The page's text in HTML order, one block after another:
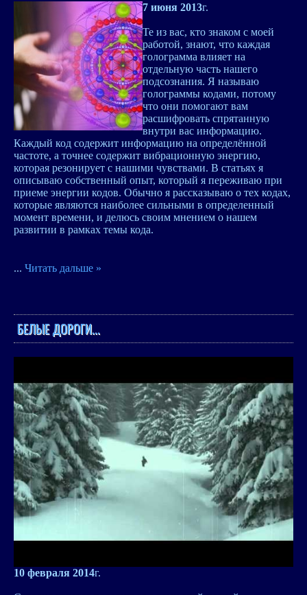
7 июня 2013г.
Те из вас, кто знаком с моей
работой, знают, что каждая
голограмма влияет на
отдельную часть нашего
подсознания. Я называю
голограммы кодами, потому
что они помогают вам
расшифровать спрятанную
внутри вас информацию.
Каждый код содержит информацию на определённой
частоте, а точнее содержит вибрационную энергию,
которая резонирует с нашими чувствами. В статьях я
описываю собственный опыт, который я переживаю при
приеме энергии кодов. Обычно я рассказываю о тех кодах,
которые являются наиболее сильными в определенный
момент времени, и делюсь своим мнением о нашем
развитии в рамках темы кода.
... Читать дальше »
БЕЛЫЕ ДОРОГИ...
10 февраля 2014г.